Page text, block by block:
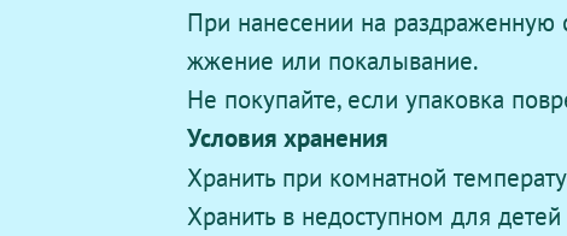
При нанесении на раздраженную
жжение или покалывание.
Не покупайте, если упаковка
Условия хранения
Хранить при комнатной
Хранить в недоступном для